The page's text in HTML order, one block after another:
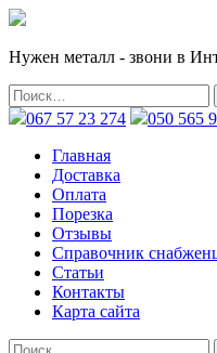
Нужен металл - звони в
067 57 23 274 050 565
Главная
Доставка
Оплата
Порезка
Отзывы
Справочник
Статьи
Контакты
Карта сайта